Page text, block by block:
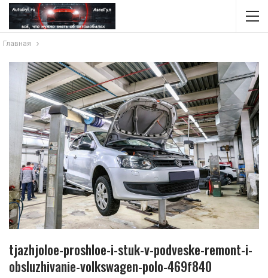
Главная
tjazhjoloe-proshloe-i-stuk-v-podveske-remont-i-
obsluzhivanie-volkswagen-polo-469f840